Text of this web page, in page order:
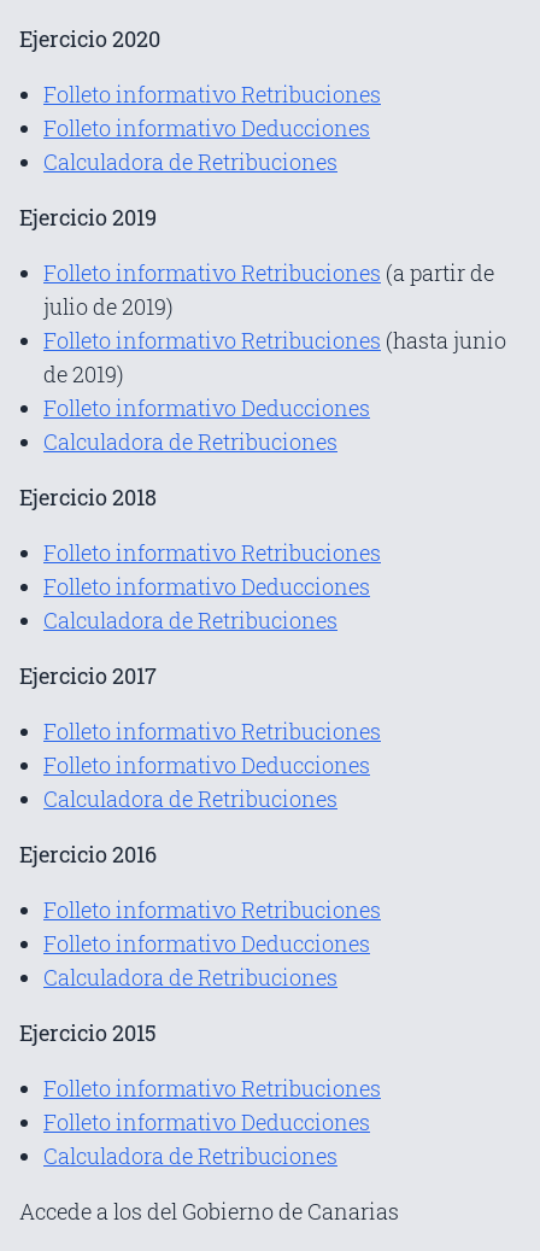
Ejercicio 2020
Folleto informativo Retribuciones
Folleto informativo Deducciones
Calculadora de Retribuciones
Ejercicio 2019
Folleto informativo Retribuciones (a partir de
julio de 2019)
Folleto informativo Retribuciones (hasta junio
de 2019)
Folleto informativo Deducciones
Calculadora de Retribuciones
Ejercicio 2018
Folleto informativo Retribuciones
Folleto informativo Deducciones
Calculadora de Retribuciones
Ejercicio 2017
Folleto informativo Retribuciones
Folleto informativo Deducciones
Calculadora de Retribuciones
Ejercicio 2016
Folleto informativo Retribuciones
Folleto informativo Deducciones
Calculadora de Retribuciones
Ejercicio 2015
Folleto informativo Retribuciones
Folleto informativo Deducciones
Calculadora de Retribuciones
Accede a los del Gobierno de Canarias